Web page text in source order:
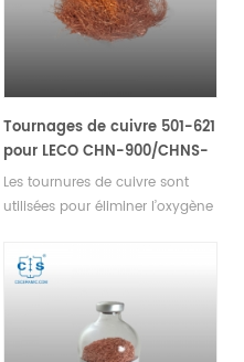
Tournages de cuivre 501-621
pour LECO CHN-900/CHNS-
932 VTF-900
Les tournures de cuivre sont
utilisées pour éliminer l’oxygène
Convient pour LECO CHN-
900/CHNS-932, VTF-900.